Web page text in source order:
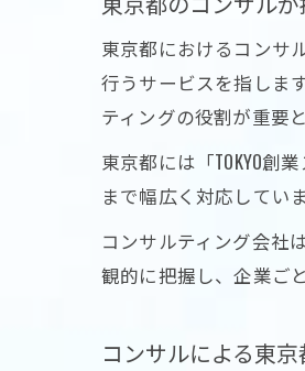
東京都におけるコンサ
行うサービスを指しま
ティングの役割が重要
東京都には「TOKYO
まで幅広く対応してい
コンサルティング会社
観的に把握し、企業ご
コンサルによる東